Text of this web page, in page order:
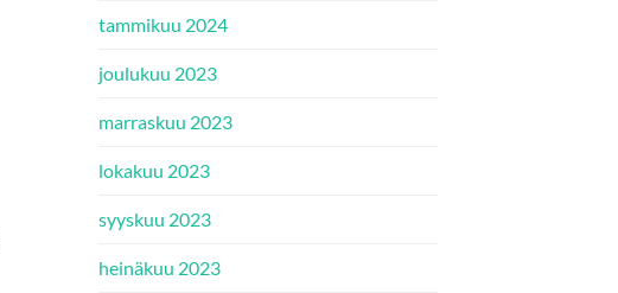
tammikuu 2024
joulukuu 2023
marraskuu 2023
lokakuu 2023
syyskuu 2023
heinäkuu 2023